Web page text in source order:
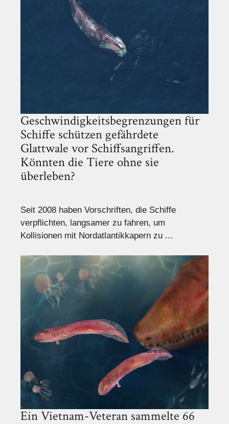
Geschwindigkeitsbegrenzungen für
Schiffe schützen gefährdete
Glattwale vor Schiffsangriffen.
Könnten die Tiere ohne sie
überleben?
Seit 2008 haben Vorschriften, die Schiffe
verpflichten, langsamer zu fahren, um
Kollisionen mit Nordatlantikkapern zu ...
Ein Vietnam-Veteran sammelte 66